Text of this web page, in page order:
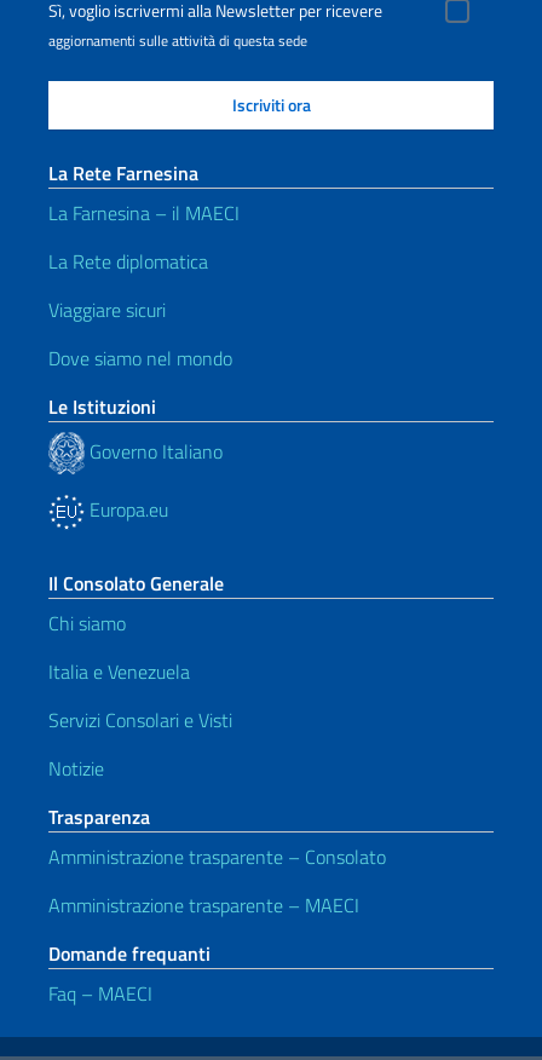
Sì, voglio iscrivermi alla Newsletter per ricevere
aggiornamenti sulle attività di questa sede
La Rete Farnesina
La Farnesina – il MAECI
La Rete diplomatica
Viaggiare sicuri
Dove siamo nel mondo
Le Istituzioni
Governo Italiano
Europa.eu
Il Consolato Generale
Chi siamo
Italia e Venezuela
Servizi Consolari e Visti
Notizie
Trasparenza
Amministrazione trasparente – Consolato
Amministrazione trasparente – MAECI
Domande frequanti
Faq – MAECI